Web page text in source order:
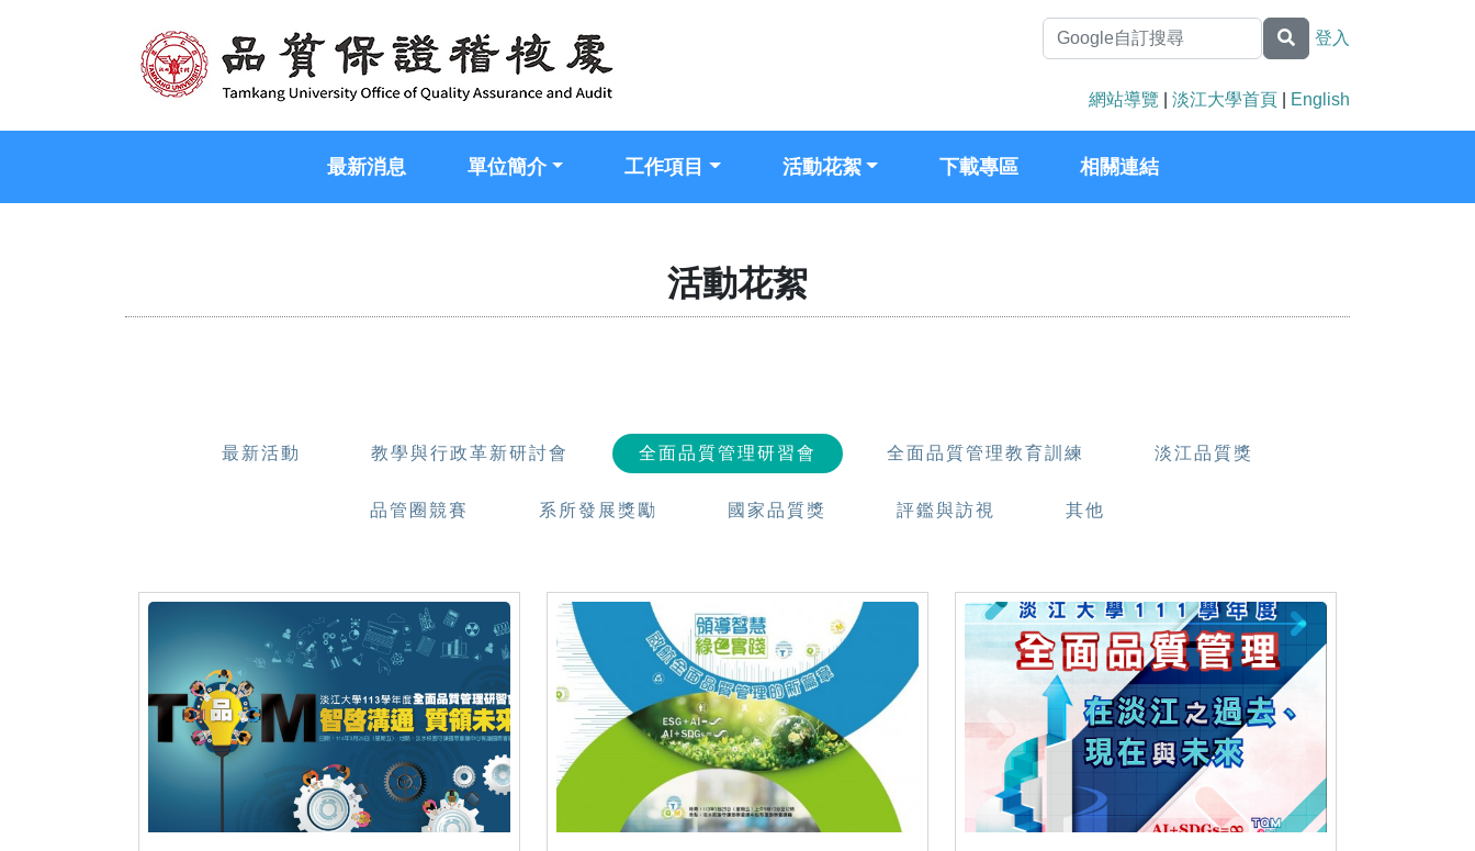
登入
網站導覽 淡江大學首頁 English
最新消息 單位簡介 工作項目 活動花絮 下載專區 相關連結
活動花絮
最新活動 教學與行政革新研討會 全面品質管理研習會 全面品質管理教育訓練 淡江品質獎
品管圈競賽 系所發展獎勵 國家品質獎 評鑑與訪視 其他